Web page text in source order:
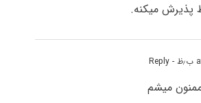
پذیرش میکنه.
- Reply
میشم